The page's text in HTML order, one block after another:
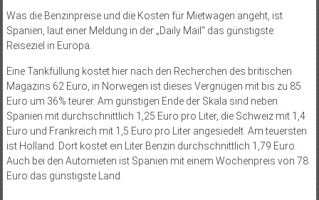
Was die Benzinpreise und die Kosten für Mietwagen angeht, ist
Spanien, laut einer Meldung in der „Daily Mail“ das günstigste
Reiseziel in Europa.
Eine Tankfüllung kostet hier nach den Recherchen des britischen
Magazins 62 Euro, in Norwegen ist dieses Vergnügen mit bis zu 85
Euro um 36% teurer. Am günstigen Ende der Skala sind neben
Spanien mit durchschnittlich 1,25 Euro pro Liter, die Schweiz mit 1,4
Euro und Frankreich mit 1,5 Euro pro Liter angesiedelt. Am teuersten
ist Holland. Dort kostet ein Liter Benzin durchschnittlich 1,79 Euro.
Auch bei den Automieten ist Spanien mit einem Wochenpreis von 78
Euro das günstigste Land.